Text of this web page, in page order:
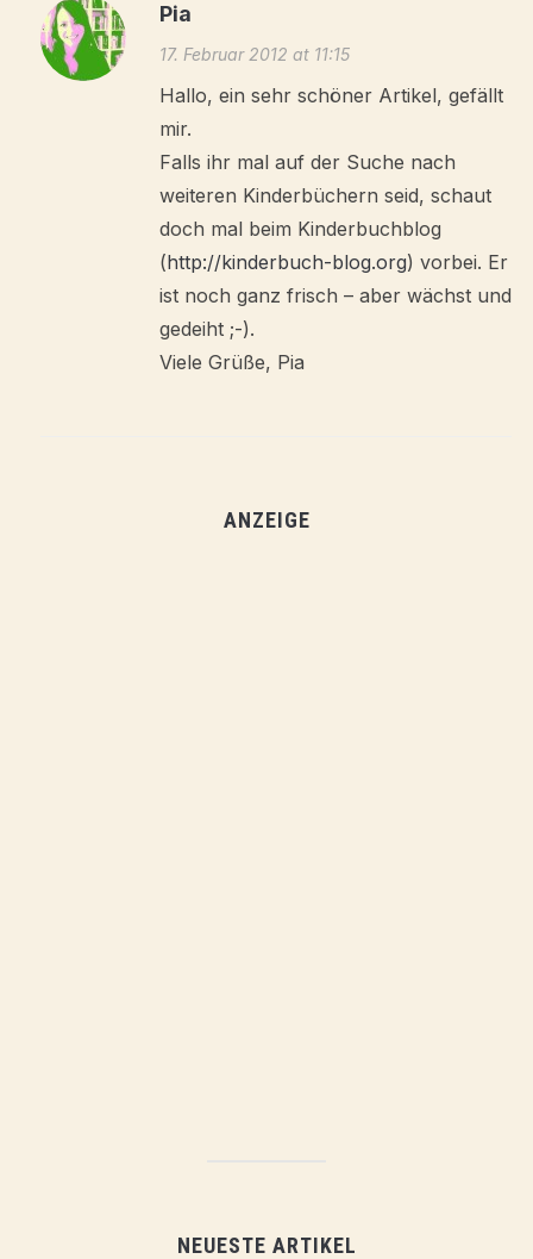
Pia
17. Februar 2012 at 11:15
Hallo, ein sehr schöner Artikel, gefällt
mir.
Falls ihr mal auf der Suche nach
weiteren Kinderbüchern seid, schaut
doch mal beim Kinderbuchblog
(http://kinderbuch-blog.org) vorbei. Er
ist noch ganz frisch – aber wächst und
gedeiht ;-).
Viele Grüße, Pia
ANZEIGE
NEUESTE ARTIKEL